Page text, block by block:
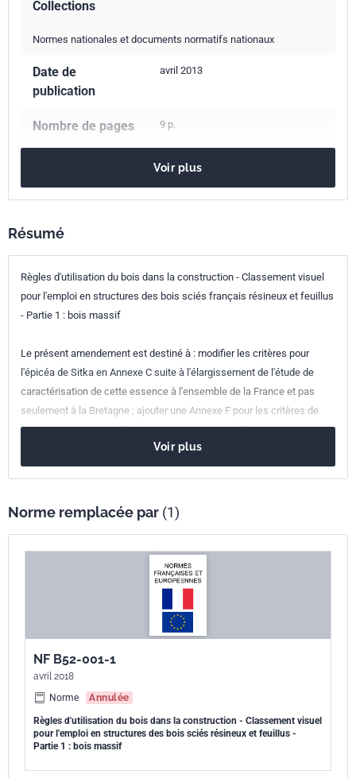
Collections
Normes nationales et documents normatifs nationaux
Date de
publication
avril 2013
Nombre de pages 9 p.
Codes ICS
79.040
Indice de
classement
B52-001-1/A1
Voir plus
Résumé
Règles d'utilisation du bois dans la construction - Classement visuel
pour l'emploi en structures des bois sciés français résineux et feuillus
- Partie 1 : bois massif
Le présent amendement est destiné à : modifier les critères pour
l'épicéa de Sitka en Annexe C suite à l'élargissement de l'étude de
caractérisation de cette essence à l'ensemble de la France et pas
seulement à la Bretagne ; ajouter une Annexe F pour les critères de
classement visuel du Cryptoméria Japonica de la Réunion.
Voir plus
Norme remplacée par (1)
NF B52-001-1
avril 2018
Norme
Annulée
Règles d'utilisation du bois dans la construction - Classement visuel
pour l'emploi en structures des bois sciés résineux et feuillus -
Partie 1 : bois massif